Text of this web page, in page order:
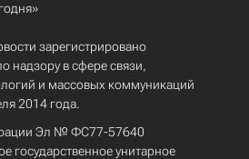
зарегистрировано
надзору в сфере связи,
и массовых коммуникаций
2014 года.
Эл № ФС77-57640
государственное унитарное